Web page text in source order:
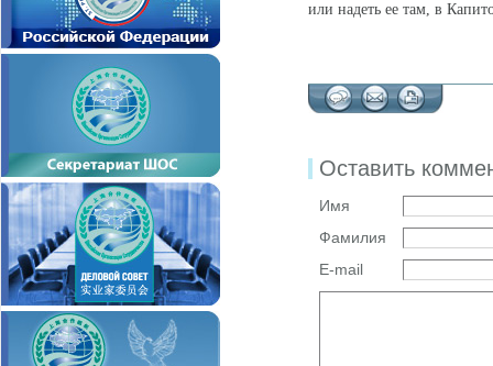
или надеть ее там, в
Оставить
Имя
Фамилия
E-mail